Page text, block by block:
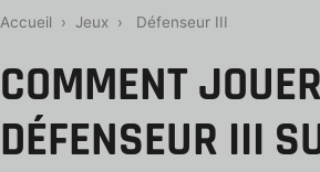
Accueil › Jeux › Défenseur III
COMMENT
DÉFENSEUR III